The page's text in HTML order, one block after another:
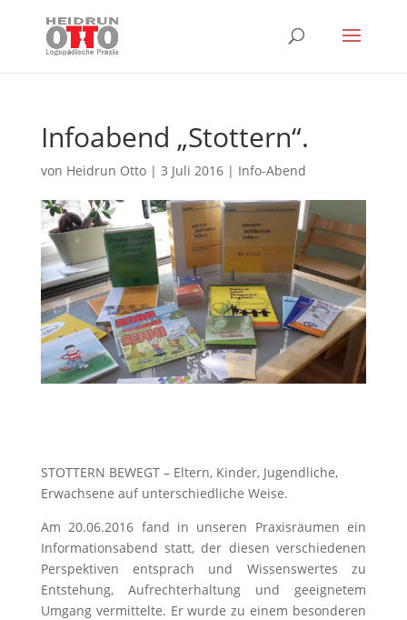
Infoabend „Stottern“.
von Heidrun Otto| 3 Juli 2016| Info-Abend
STOTTERN BEWEGT – Eltern, Kinder, Jugendliche,
Erwachsene auf unterschiedliche Weise.
Am 20.06.2016 fand in unseren Praxisräumen ein
Informationsabend statt, der diesen verschiedenen
Perspektiven entsprach und Wissenswertes zu
Entstehung, Aufrechterhaltung und geeignetem
Umgang vermittelte. Er wurde zu einem besonderen